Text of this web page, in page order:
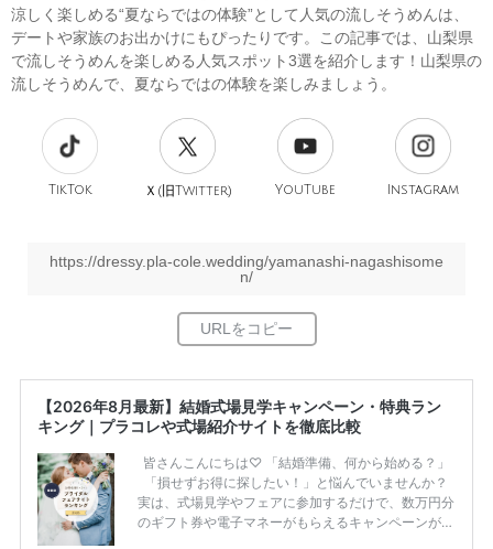
涼しく楽しめる“夏ならではの体験”として人気の流しそうめんは、
デートや家族のお出かけにもぴったりです。この記事では、山梨県
で流しそうめんを楽しめる人気スポット3選を紹介します！山梨県の
流しそうめんで、夏ならではの体験を楽しみましょう。
TikTok Ｘ(旧Twitter) YouTube Instagram
https://dressy.pla-cole.wedding/yamanashi-nagashisome
n/
【2026年8月最新】結婚式場見学キャンペーン・特典ラン
キング｜プラコレや式場紹介サイトを徹底比較
皆さんこんにちは♡ 「結婚準備、何から始める？」
「損せずお得に探したい！」と悩んでいませんか？
実は、式場見学やフェアに参加するだけで、数万円分
のギフト券や電子マネーがもらえるキャンペーンがあ